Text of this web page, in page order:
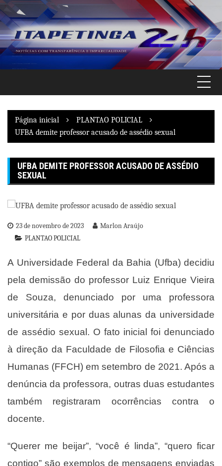
Pular
para
o
conteúdo
Página inicial
PLANTAO POLICIAL
UFBA demite professor acusado de assédio sexual
UFBA DEMITE PROFESSOR ACUSADO DE ASSÉDIO
SEXUAL
23 de novembro de 2023
Marlon Araújo
PLANTAO POLICIAL
A Universidade Federal da Bahia (Ufba) decidiu
pela demissão do professor Luiz Enrique Vieira
de Souza, denunciado por uma professora
universitária e por duas alunas da universidade
de assédio sexual. O fato inicial foi denunciado
à direção da Faculdade de Filosofia e Ciências
Humanas (FFCH) em setembro de 2021. Após a
denúncia da professora, outras duas estudantes
também registraram ocorrências contra o
docente.
“Querer me beijar”, “você é linda”, “quero ficar
contigo” são exemplos de mensagens enviadas